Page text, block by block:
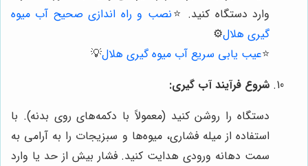
وارد دستگاه کنید. ⭐️نصب و راه اندازی صحیح آب میوه
گیری هلال⚙️
⭐️عیب یابی سریع آب میوه گیری هلال💡
شروع فرآیند آب گیری:
دستگاه را روشن کنید (معمولاً با دکمه‌های روی بدنه). با
استفاده از میله فشاری، میوه‌ها و سبزیجات را به آرامی به
سمت دهانه ورودی هدایت کنید. فشار بیش از حد یا وارد